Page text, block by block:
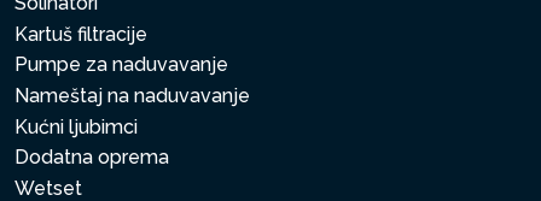
Kartuš filtracije
Pumpe za naduvavanje
Nameštaj na naduvavanje
Kućni ljubimci
Dodatna oprema
Wetset